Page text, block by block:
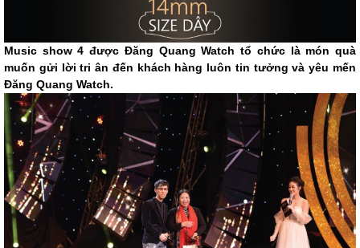
Music show 4 được Đăng Quang Watch tổ chức là món quà
muốn gửi lời tri ân đến khách hàng luôn tin tưởng và yêu mến
Đăng Quang Watch.